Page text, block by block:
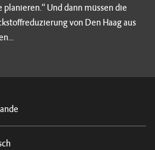
Und dann müssen die
von Den Haag aus